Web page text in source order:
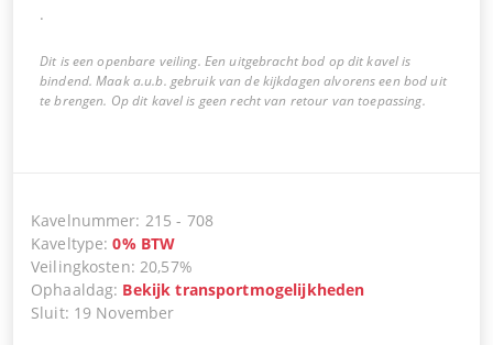
.
Dit is een openbare veiling. Een uitgebracht bod op dit kavel is
bindend. Maak a.u.b. gebruik van de kijkdagen alvorens een bod uit
te brengen. Op dit kavel is geen recht van retour van toepassing.
Kavelnummer: 215 - 708
Kaveltype:0% BTW
Veilingkosten:20,57%
Ophaaldag: Bekijk transportmogelijkheden
Sluit: 19 November